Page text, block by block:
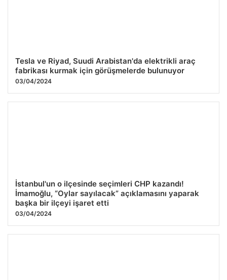
Tesla ve Riyad, Suudi Arabistan'da elektrikli araç
fabrikası kurmak için görüşmelerde bulunuyor
03/04/2024
İstanbul'un o ilçesinde seçimleri CHP kazandı!
İmamoğlu, “Oylar sayılacak” açıklamasını yaparak
başka bir ilçeyi işaret etti
03/04/2024